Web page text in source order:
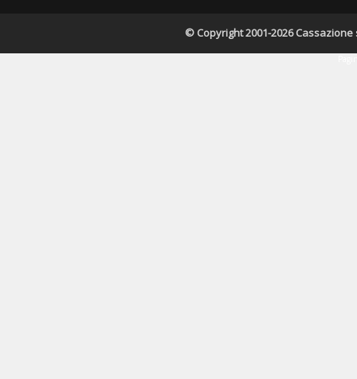
© Copyright 2001-2026 Cassazione